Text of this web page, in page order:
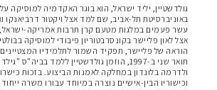
גולדשטיין, יליד ישראל, הוא בוגר האקדמיה למוסיקה
באוניברסיטת תל-אביב, שם למד אצל ויקטור דרביאנקו
עשר פעמים במלגות מטעם קרן תרבות אמריקה-ישראל,
אצל לאון פליישר בקונסרבטוריון פיבודי למוסיקה
הוראה של פליישר, תפקיד השמור לתלמידיו
תואר שני ב-1997, הוזמן גולדשטיין ללמד בביה"ס
ולדרמה בלונדון במחלקה לאמנות הביצוע. בזכות
וכישוריו הבין-אישיים נוצרה במיוחד עבורו משרה